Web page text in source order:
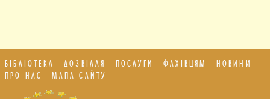
БІБЛІОТЕКА ДОЗВІЛЛЯ ПОСЛУГИ ФАХІВЦЯМ
НОВИНИ
ПРО НАС
МАПА САЙТУ